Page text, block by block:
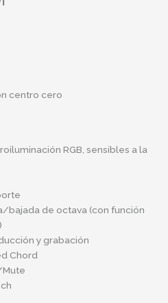
centro cero
RGB, sensibles a la
bajada de octava (con función
y grabación
Chord